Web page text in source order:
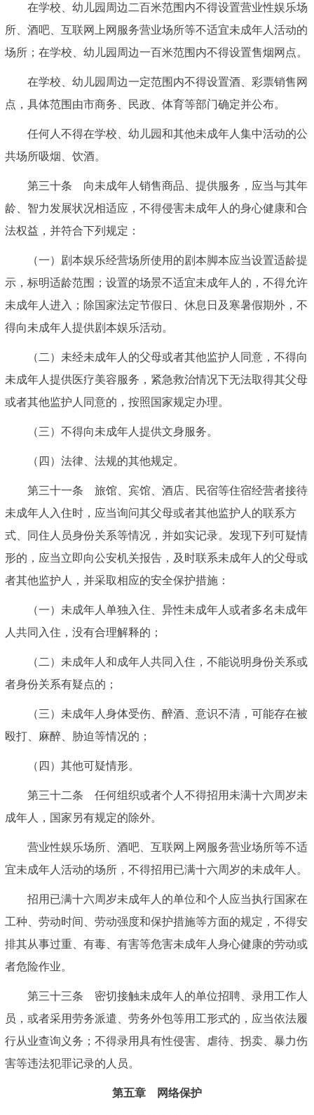
在学校、幼儿园周边二百米范围内不得设置营业性娱乐场
所、酒吧、互联网上网服务营业场所等不适宜未成年人活动的
场所；在学校、幼儿园周边一百米范围内不得设置售烟网点。
在学校、幼儿园周边一定范围内不得设置酒、彩票销售网
点，具体范围由市商务、民政、体育等部门确定并公布。
任何人不得在学校、幼儿园和其他未成年人集中活动的公
共场所吸烟、饮酒。
第三十条 向未成年人销售商品、提供服务，应当与其年
龄、智力发展状况相适应，不得侵害未成年人的身心健康和合
法权益，并符合下列规定：
（一）剧本娱乐经营场所使用的剧本脚本应当设置适龄提
示，标明适龄范围；设置的场景不适宜未成年人的，不得允许
未成年人进入；除国家法定节假日、休息日及寒暑假期外，不
得向未成年人提供剧本娱乐活动。
（二）未经未成年人的父母或者其他监护人同意，不得向
未成年人提供医疗美容服务，紧急救治情况下无法取得其父母
或者其他监护人同意的，按照国家规定办理。
（三）不得向未成年人提供文身服务。
（四）法律、法规的其他规定。
第三十一条 旅馆、宾馆、酒店、民宿等住宿经营者接待
未成年人入住时，应当询问其父母或者其他监护人的联系方
式、同住人员身份关系等情况，并如实记录。发现下列可疑情
形的，应当立即向公安机关报告，及时联系未成年人的父母或
者其他监护人，并采取相应的安全保护措施：
（一）未成年人单独入住、异性未成年人或者多名未成年
人共同入住，没有合理解释的；
（二）未成年人和成年人共同入住，不能说明身份关系或
者身份关系有疑点的；
（三）未成年人身体受伤、醉酒、意识不清，可能存在被
殴打、麻醉、胁迫等情况的；
（四）其他可疑情形。
第三十二条 任何组织或者个人不得招用未满十六周岁未
成年人，国家另有规定的除外。
营业性娱乐场所、酒吧、互联网上网服务营业场所等不适
宜未成年人活动的场所，不得招用已满十六周岁的未成年人。
招用已满十六周岁未成年人的单位和个人应当执行国家在
工种、劳动时间、劳动强度和保护措施等方面的规定，不得安
排其从事过重、有毒、有害等危害未成年人身心健康的劳动或
者危险作业。
第三十三条 密切接触未成年人的单位招聘、录用工作人
员，或者采用劳务派遣、劳务外包等用工形式的，应当依法履
行从业查询义务；不得录用具有性侵害、虐待、拐卖、暴力伤
害等违法犯罪记录的人员。
第五章 网络保护